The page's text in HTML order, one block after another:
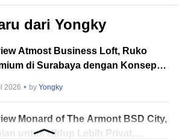
dari Yongky
Atmost Business Loft, Ruko
di Surabaya dengan Konsep
2026 byYongky
Monard of The Armont BSD City,
untuk Hidup Lebih Privat,